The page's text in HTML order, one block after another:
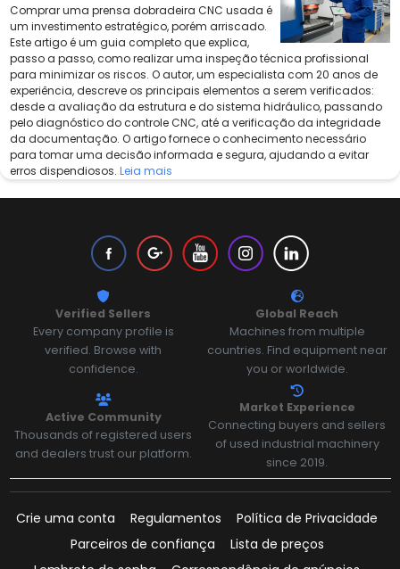
Comprar uma prensa dobradeira CNC usada é
um investimento estratégico, porém arriscado.
Este artigo é um guia completo que explica,
passo a passo, como realizar uma inspeção técnica profissional
para minimizar os riscos. O autor, um especialista com 20 anos de
experiência, descreve os principais elementos a serem verificados:
desde a avaliação da estrutura e do sistema hidráulico, passando
pelo diagnóstico do controle CNC, até a verificação da integridade
da documentação. O artigo fornece o conhecimento necessário
para tomar uma decisão informada e segura, ajudando a evitar
erros dispendiosos. Leia mais
Verified Sellers
Every company profile is
verified. Browse with
confidence.
Global Reach
Machines from multiple
countries. Find equipment near
you or worldwide.
Active Community
Thousands of registered users
and dealers trust our platform.
Market Experience
Connecting buyers and sellers
of used industrial machinery
since 2019.
Crie uma conta Regulamentos
Política de Privacidade
Parceiros de confiança
Lista de preços